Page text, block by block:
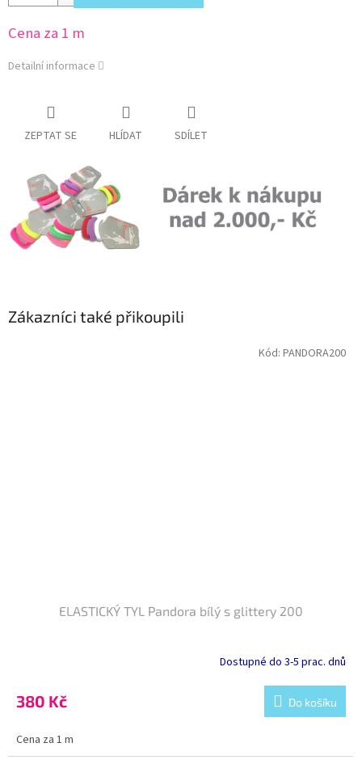
Cena za 1 m
Detailní informace
ZEPTAT SE HLÍDAT SDÍLET
Zákazníci také přikoupili
ELASTICKÝ TYL Pandora bílý s glittery 200
Dostupné do 3-5 prac. dnů
380 Kč Do košíku
Cena za 1 m
Kód: PANDORA200